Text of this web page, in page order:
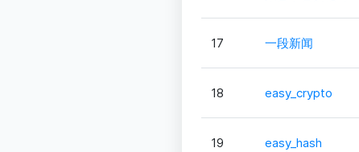
17 一段新闻
18 easy_crypto
19 easy_hash